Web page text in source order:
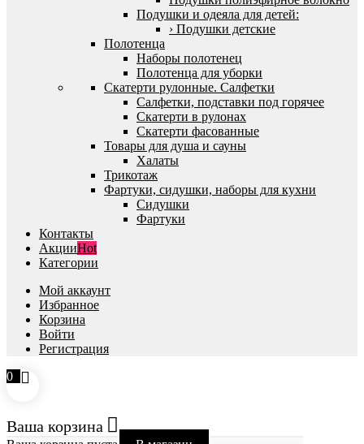
Подушки и одеяла для детей:
› Подушки детские
Полотенца
Наборы полотенец
Полотенца для уборки
Скатерти рулонные. Салфетки
Салфетки, подставки под горячее
Скатерти в рулонах
Скатерти фасованные
Товары для душа и сауны
Халаты
Трикотаж
Фартуки, сидушки, наборы для кухни
Сидушки
Фартуки
Контакты
АкцииHot
Категории
Мой аккаунт
Избранное
Корзина
Войти
Регистрация
0
Ваша корзина